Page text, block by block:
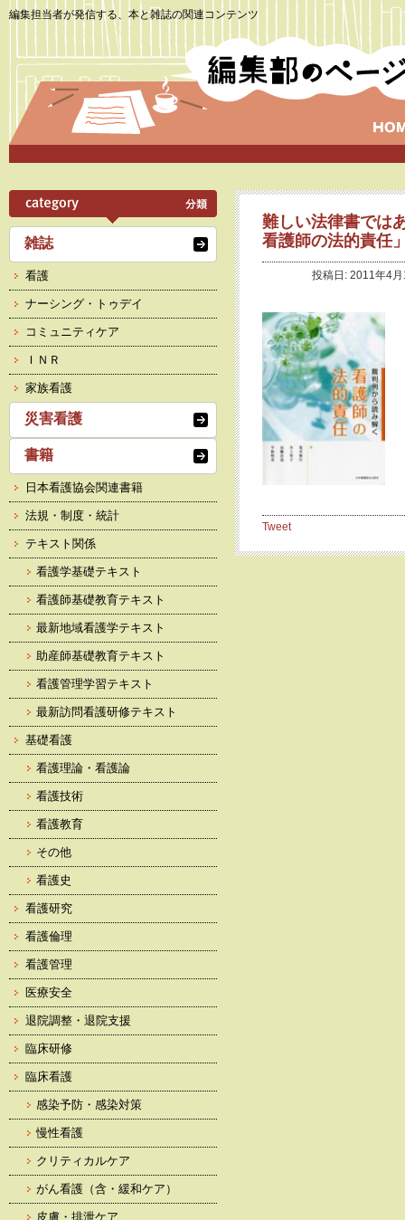
編集担当者が発信する、本と雑誌の関連コンテンツ
難しい法律書では
看護師の法的責任
投稿日: 2011年4
Tweet
雑誌
看護
ナーシング・トゥデイ
コミュニティケア
ＩＮＲ
家族看護
災害看護
書籍
日本看護協会関連書籍
法規・制度・統計
テキスト関係
看護学基礎テキスト
看護師基礎教育テキスト
最新地域看護学テキスト
助産師基礎教育テキスト
看護管理学習テキスト
最新訪問看護研修テキスト
基礎看護
看護理論・看護論
看護技術
看護教育
その他
看護史
看護研究
看護倫理
看護管理
医療安全
退院調整・退院支援
臨床研修
臨床看護
感染予防・感染対策
慢性看護
クリティカルケア
がん看護（含・緩和ケア）
皮膚・排泄ケア